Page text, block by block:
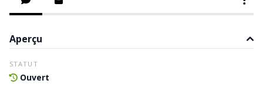
Aperçu
STATUT
Ouvert